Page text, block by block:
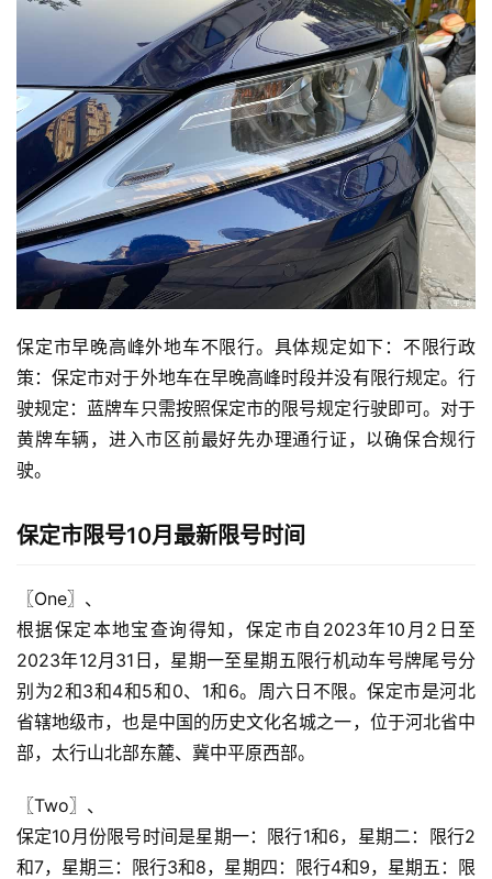
保定市早晚高峰外地车不限行。具体规定如下：不限行政
策：保定市对于外地车在早晚高峰时段并没有限行规定。行
驶规定：蓝牌车只需按照保定市的限号规定行驶即可。对于
黄牌车辆，进入市区前最好先办理通行证，以确保合规行
驶。
保定市限号10月最新限号时间
〖One〗、
根据保定本地宝查询得知，保定市自2023年10月2日至
2023年12月31日，星期一至星期五限行机动车号牌尾号分
别为2和3和4和5和0、1和6。周六日不限。保定市是河北
省辖地级市，也是中国的历史文化名城之一，位于河北省中
部，太行山北部东麓、冀中平原西部。
〖Two〗、
保定10月份限号时间是星期一：限行1和6，星期二：限行2
和7，星期三：限行3和8，星期四：限行4和9，星期五：限